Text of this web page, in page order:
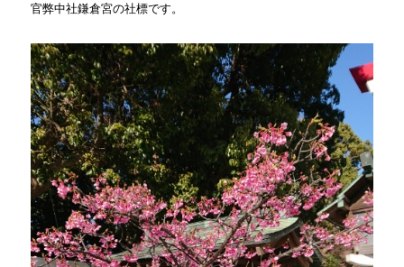
官弊中社鎌倉宮の社標です。